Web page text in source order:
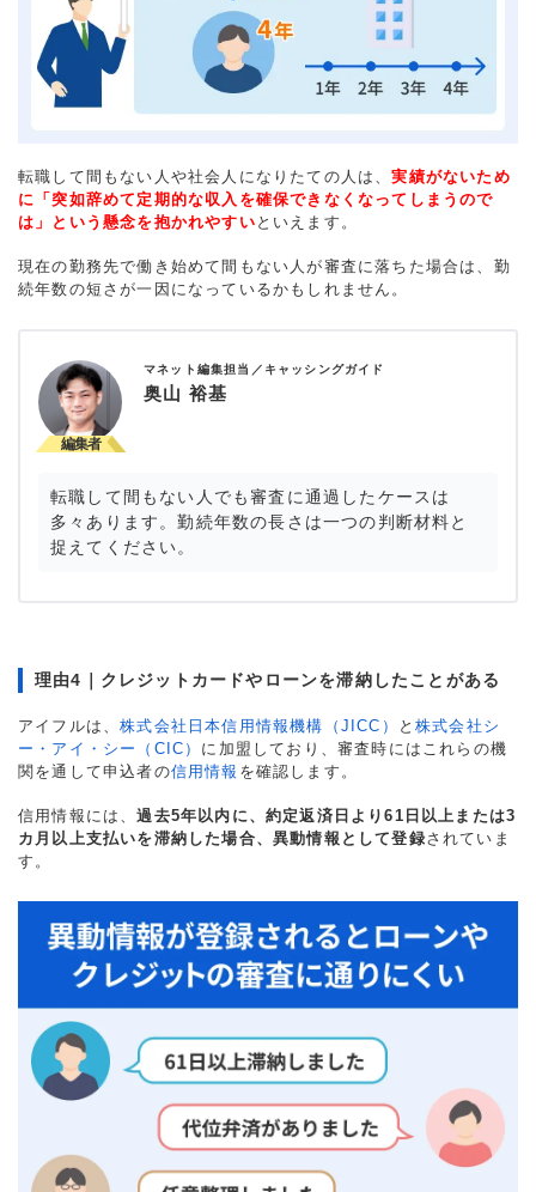
転職して間もない人や社会人になりたての人は、実績がないため
に「突如辞めて定期的な収入を確保できなくなってしまうので
は」という懸念を抱かれやすい といえます。
現在の勤務先で働き始めて間もない人が審査に落ちた場合は、勤
続年数の短さが一因になっているかもしれません。
マネット編集担当／キャッシングガイド
奥山 裕基
転職して間もない人でも審査に通過したケースは
多々あります。勤続年数の長さは一つの判断材料と
捉えてください。
理由4｜クレジットカードやローンを滞納したことがある
アイフルは、株式会社日本信用情報機構（JICC） と株式会社シ
ー・アイ・シー（CIC） に加盟しており、審査時にはこれらの機
関を通して申込者の信用情報 を確認します。
信用情報には、過去5年以内に、約定返済日より61日以上または3
カ月以上支払いを滞納した場合、異動情報として登録されていま
す。